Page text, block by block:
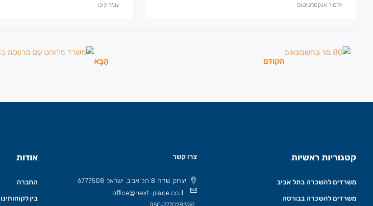
ויקטור אנקסרטיטוס עומר קינן
הקודם הַבָּא
קטגוריות ראשיות
משרדים להשכרה בתל אביב
משרדים להשכרה בבורסה
צרו קשר
יצחק שדה 8 תל אביב, ישראל 6777508
office@next-place.co.il
אודות
החברה
בין לקוחותינו